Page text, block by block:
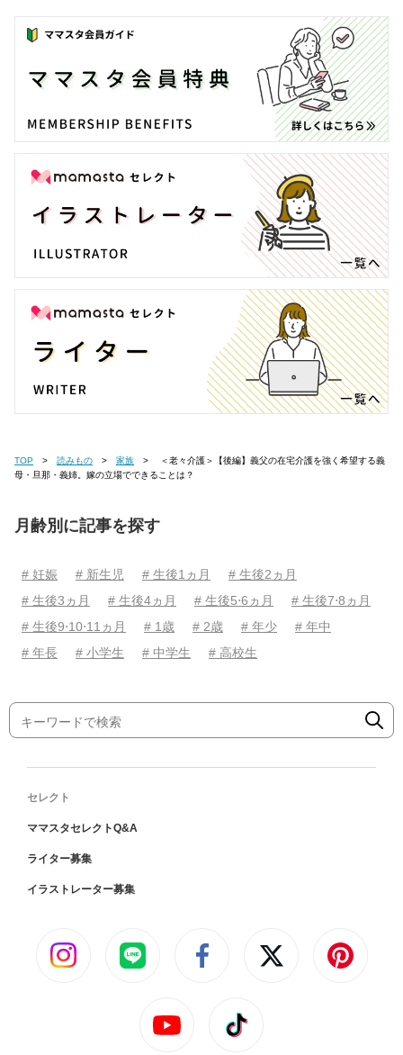
TOP 読みもの 家族
母・旦那・義姉。嫁の立場でできることは？
月齢別に記事を探す
# 妊娠 # 新生児 # 生後1ヵ月
# 生後2ヵ月
# 生後3ヵ月
# 生後4ヵ月 # 生後5⋅6ヵ月
# 生後7⋅8ヵ月
# 生後9⋅10⋅11ヵ月
# 1歳 # 2歳 # 年少
# 年中
# 年長
# 小学生 # 中学生 # 高校生
セレクト
ママスタセレクトQ&A
ライター募集
イラストレーター募集